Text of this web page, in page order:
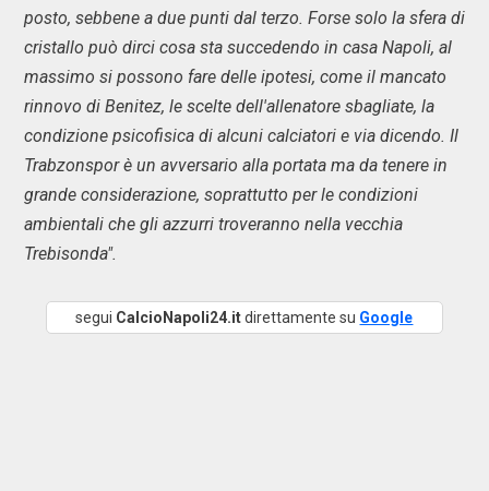
posto, sebbene a due punti dal terzo. Forse solo la sfera di
cristallo può dirci cosa sta succedendo in casa Napoli, al
massimo si possono fare delle ipotesi, come il mancato
rinnovo di Benitez, le scelte dell'allenatore sbagliate, la
condizione psicofisica di alcuni calciatori e via dicendo. Il
Trabzonspor è un avversario alla portata ma da tenere in
grande considerazione, soprattutto per le condizioni
ambientali che gli azzurri troveranno nella vecchia
Trebisonda".
segui CalcioNapoli24.itdirettamente su Google